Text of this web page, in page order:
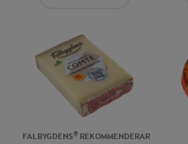
FALBYGDENS® REKOMMENDERAR